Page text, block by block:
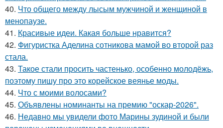
40. Что общего между лысым мужчиной и женщиной в
менопаузе.
41. Красивые идеи. Какая больше нравится?
42. Фигуристка Аделина сотникова мамой во второй раз
стала.
43. Такое стали просить частенько, особенно молодёжь,
поэтому пишу про это корейское веянье моды.
44. Что с моими волосами?
45. Объявлены номинанты на премию "оскар-2026".
46. Недавно мы увидели фото Марины зудиной и были